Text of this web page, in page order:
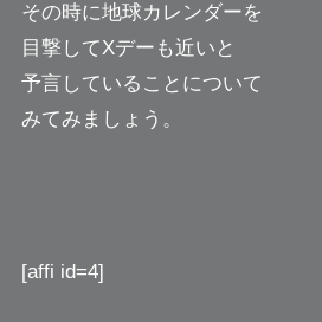
その時に地球カレンダーを
目撃してXデーも近いと
予言していることについて
みてみましょう。
[affi id=4]